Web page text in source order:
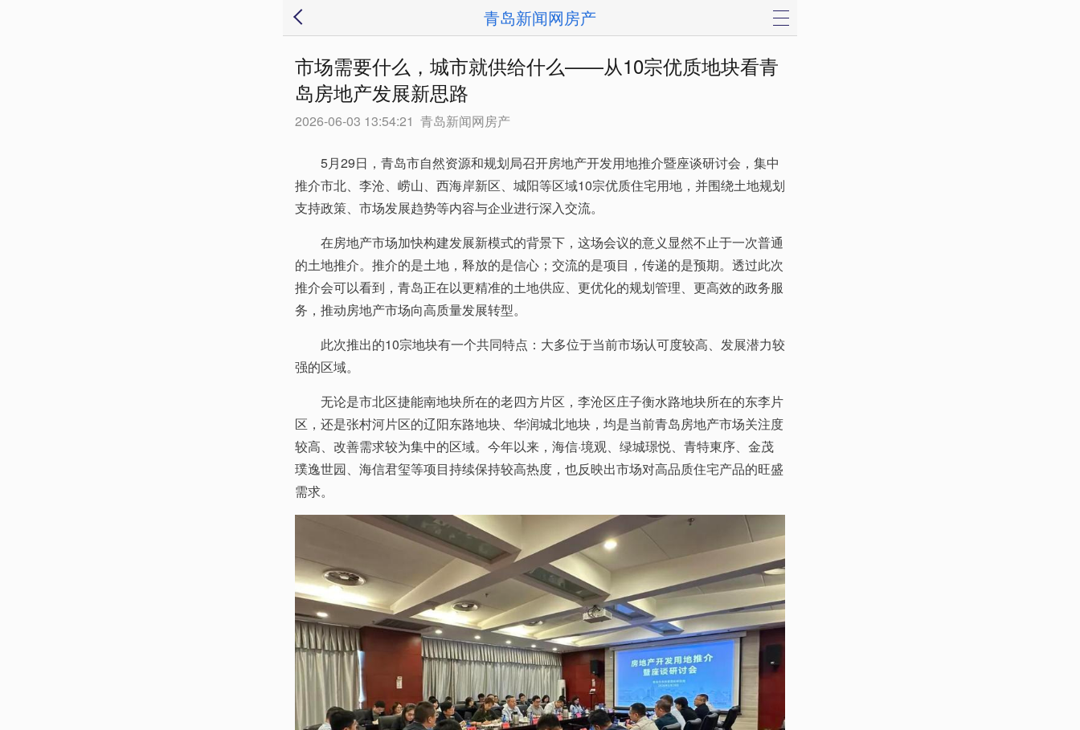
青岛新闻网房产
市场需要什么，城市就供给什么——从10宗优质地块看青
岛房地产发展新思路
2026-06-03 13:54:21 青岛新闻网房产
5月29日，青岛市自然资源和规划局召开房地产开发用地推介暨座谈研讨会，集中
推介市北、李沧、崂山、西海岸新区、城阳等区域10宗优质住宅用地，并围绕土地规划
支持政策、市场发展趋势等内容与企业进行深入交流。
在房地产市场加快构建发展新模式的背景下，这场会议的意义显然不止于一次普通
的土地推介。推介的是土地，释放的是信心；交流的是项目，传递的是预期。透过此次
推介会可以看到，青岛正在以更精准的土地供应、更优化的规划管理、更高效的政务服
务，推动房地产市场向高质量发展转型。
此次推出的10宗地块有一个共同特点：大多位于当前市场认可度较高、发展潜力较
强的区域。
无论是市北区捷能南地块所在的老四方片区，李沧区庄子衡水路地块所在的东李片
区，还是张村河片区的辽阳东路地块、华润城北地块，均是当前青岛房地产市场关注度
较高、改善需求较为集中的区域。今年以来，海信·境观、绿城璟悦、青特東序、金茂
璞逸世园、海信君玺等项目持续保持较高热度，也反映出市场对高品质住宅产品的旺盛
需求。